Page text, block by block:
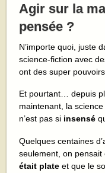
Agir sur la
pensée ?
N’importe quoi, juste
science-fiction avec
ont des super
Et pourtant… depuis
maintenant, la
n’est pas si insensé
Quelques centaines
seulement, on pensait
était plate et que le